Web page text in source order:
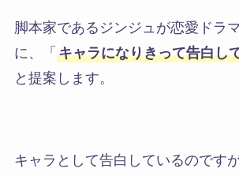
脚本家であるジンジュが恋愛ドラ
に、
「 キャラになりきって告白し
と提案します。
キャラとして告白しているのです